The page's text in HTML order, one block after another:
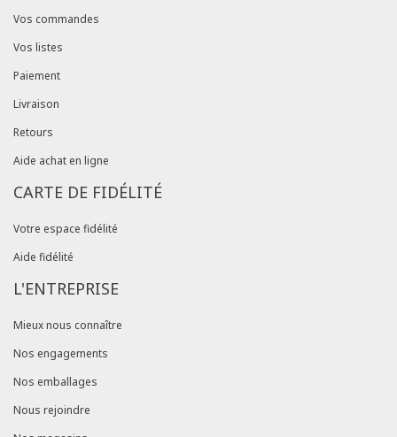
Vos commandes
Vos listes
Paiement
Livraison
Retours
Aide achat en ligne
CARTE DE FIDÉLITÉ
Votre espace fidélité
Aide fidélité
L'ENTREPRISE
Mieux nous connaître
Nos engagements
Nos emballages
Nous rejoindre